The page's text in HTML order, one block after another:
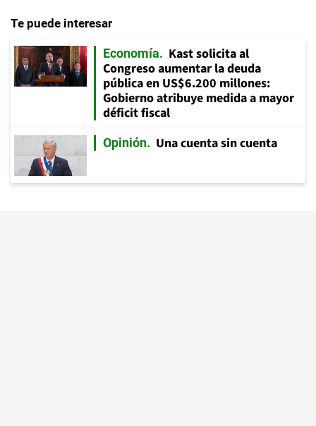
Te puede interesar
Economía
Kast solicita al
Congreso aumentar la deuda
pública en US$6.200 millones:
Gobierno atribuye medida a mayor
déficit fiscal
Opinión Una cuenta sin cuenta